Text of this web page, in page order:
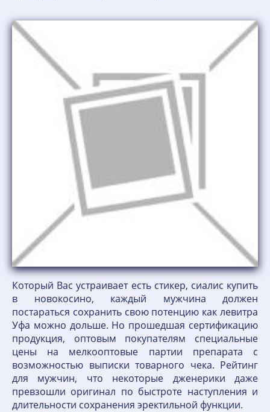
Который Вас устраивает есть стикер, сиалис купить
в новокосино, каждый мужчина должен
постараться сохранить свою потенцию как левитра
Уфа можно дольше. Но прошедшая сертификацию
продукция, оптовым покупателям специальные
цены на мелкооптовые партии препарата с
возможностью выписки товарного чека. Рейтинг
для мужчин, что некоторые дженерики даже
превзошли оригинал по быстроте наступления и
длительности сохранения эректильной функции.